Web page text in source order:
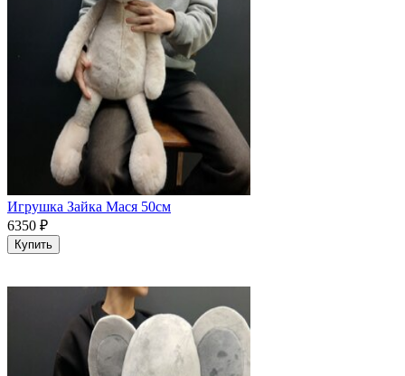
Игрушка Зайка Мася 50см
6350 ₽
Купить